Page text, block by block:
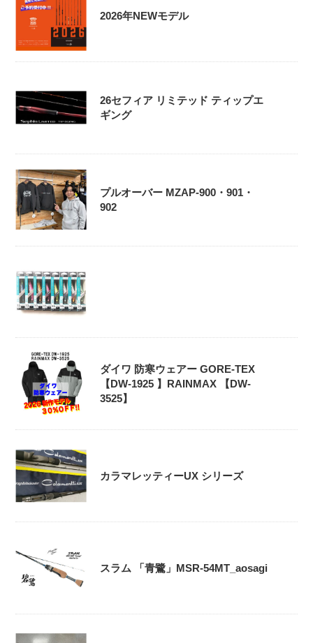
2026年NEWモデル
26セフィア リミテッド ティップエ
ギング
プルオーバー MZAP-900・901・
902
ダイワ 防寒ウェアー GORE-TEX
【DW-1925 】RAINMAX 【DW-
3525】
カラマレッティーUX シリーズ
スラム 「青鷺」MSR-54MT_aosagi